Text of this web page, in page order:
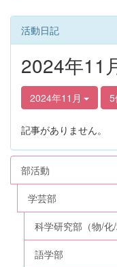
活動日記
2024年11
2024年11月
記事がありません。
部活動
学芸部
科学研究部（物/化/
語学部